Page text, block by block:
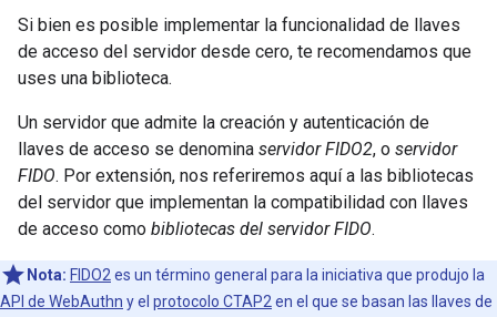
Si bien es posible implementar la funcionalidad de llaves
de acceso del servidor desde cero, te recomendamos que
uses una biblioteca.
Un servidor que admite la creación y autenticación de
llaves de acceso se denomina servidor FIDO2, o servidor
FIDO. Por extensión, nos referiremos aquí a las bibliotecas
del servidor que implementan la compatibilidad con llaves
de acceso como bibliotecas del servidor FIDO.
Nota: FIDO2 es un término general para la iniciativa que produjo la
API de WebAuthn y el protocolo CTAP2 en el que se basan las llaves de